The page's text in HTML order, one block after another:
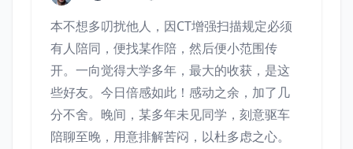
本不想多叨扰他人，因CT增强扫描规定必须
有人陪同，便找某作陪，然后便小范围传
开。一向觉得大学多年，最大的收获，是这
些好友。今日倍感如此！感动之余，加了几
分不舍。晚间，某多年未见同学，刻意驱车
陪聊至晚，用意排解苦闷，以杜多虑之心。